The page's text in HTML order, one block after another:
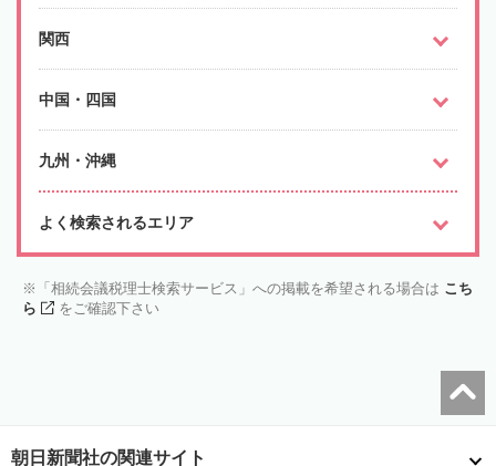
関西
中国・四国
九州・沖縄
よく検索されるエリア
「相続会議税理士検索サービス」への掲載を希望される場合は こち
ら
をご確認下さい
朝日新聞社の関連サイト